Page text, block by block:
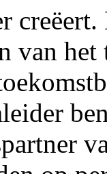
van het